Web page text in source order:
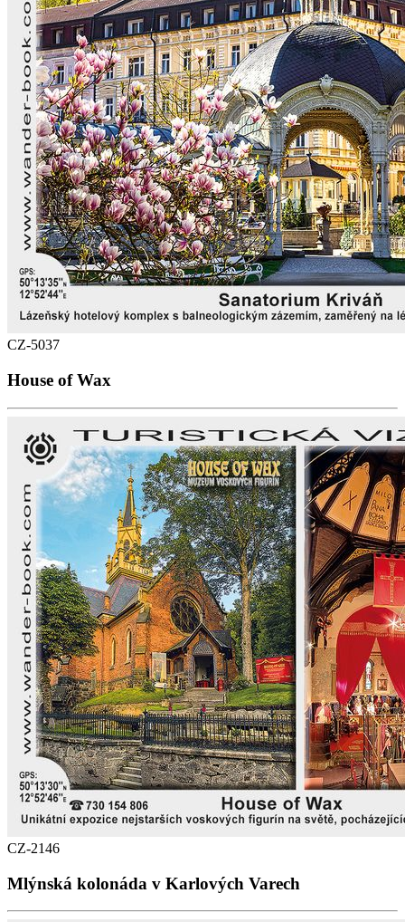
CZ-5037
House of Wax
CZ-2146
Mlýnská kolonáda v Karlových Varech